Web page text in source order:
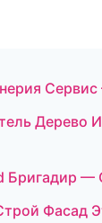
Дерево
Бригадир —
Фасад